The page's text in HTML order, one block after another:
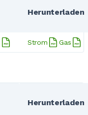
Herunterladen
Strom Gas
Herunterladen